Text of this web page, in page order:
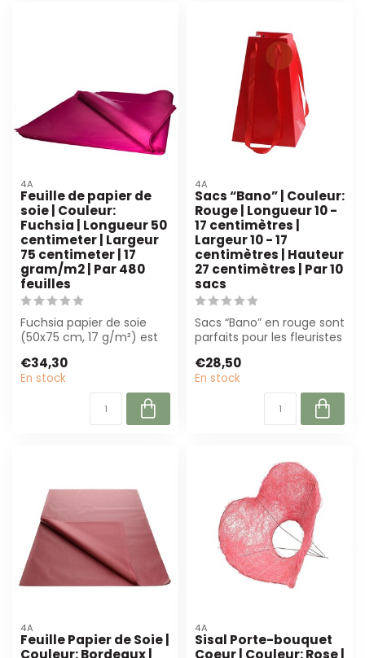
4A
Feuille de papier de
soie | Couleur:
Fuchsia | Longueur 50
centimeter | Largeur
75 centimeter | 17
gram/m2 | Par 480
feuilles
Fuchsia papier de soie
(50x75 cm, 17 g/m²) est
et le...
€34,30
En stock
4A
Sacs “Bano” | Couleur:
Rouge | Longueur 10 -
17 centimètres |
Largeur 10 - 17
centimètres | Hauteur
27 centimètres | Par 10
sacs
Sacs “Bano” en rouge sont
parfaits pour les fleuristes
€28,50
En stock
4A
Feuille Papier de Soie |
Couleur: Bordeaux |
4A
Sisal Porte-bouquet
Coeur | Couleur: Rose |